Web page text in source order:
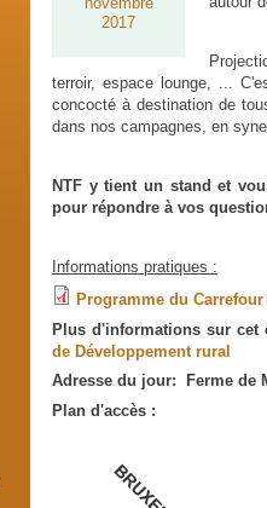
2017
terroir, espace lounge, ...
concocté à destination de
dans nos campagnes, en
NTF y tient un stand et
pour répondre à vos
Informations pratiques :
Programme du
Plus d'informations sur cet
de Développement rural
Adresse du jour: Ferme de
Plan d'accès :